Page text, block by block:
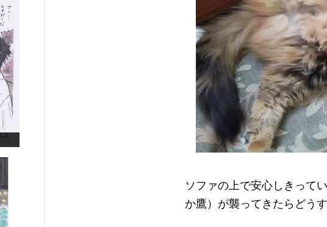
ソファの上で安心しきって
か鷹）が襲ってきたらどう